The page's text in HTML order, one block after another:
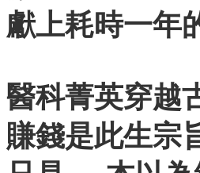
獻上耗時一年
醫科菁英穿越
賺錢是此生宗